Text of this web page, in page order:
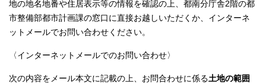
地の地名地番や住居表示等の情報を確認の上、都南分庁舎2階の都
市整備部都市計画課の窓口に直接お越しいただくか、インターネ
ットメールでお問い合わせください。
〈インターネットメールでのお問い合わせ〉
次の内容をメール本文に記載の上、お問合わせに係る土地の範囲